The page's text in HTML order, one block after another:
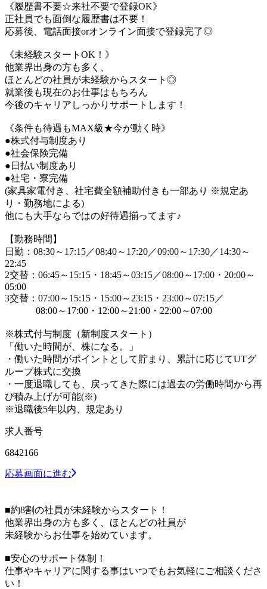
《履歴書不要☆来社不要で登録OK》
正社員でも面倒な履歴書は不要！
応募後、電話面接orオンライン面接で登録完了◎
《未経験スタートOK！》
他業界出身の方も多く、
ほとんどの社員が未経験からスタート◎
就業後も現在のお仕事はもちろん
今後のキャリアしっかりサポートします！
《条件も待遇もMAX級★今が動く時》
●株式付与制度あり
●社会保険完備
●日払い制度あり
●社宅・寮完備
(家具家電付き、社宅費全額補助付きも一部あり ※規定あ
り・勤務地による)
他にも大手ならではの好待遇揃ってます♪
【勤務時間】
日勤：08:30～17:15／08:40～17:20／09:00～17:30／14:30～
22:45
2交替：06:45～15:15・18:45～03:15／08:00～17:00・20:00～
05:00
3交替：07:00～15:15・15:00～23:15・23:00～07:15／
08:00～17:00・12:00～21:00・22:00～07:00
※株式付与制度（新制度スタート）
「働いた時間が、株になる。」
・働いた時間がポイントとして貯まり、累計に応じてUTグ
ループ株式に交換
・一度退職しても、戻ってきた際には過去の労働時間から再
び積み上げが可能(※)
※退職後5年以内、規定あり
求人番号
6842166
応募画面に進む
■約8割の社員が未経験からスタート！
他業界出身の方も多く、ほとんどの社員が
未経験からお仕事を始めています。
■安心のサポート体制！
仕事やキャリアに関する事はいつでもお気軽にご相談くださ
い！